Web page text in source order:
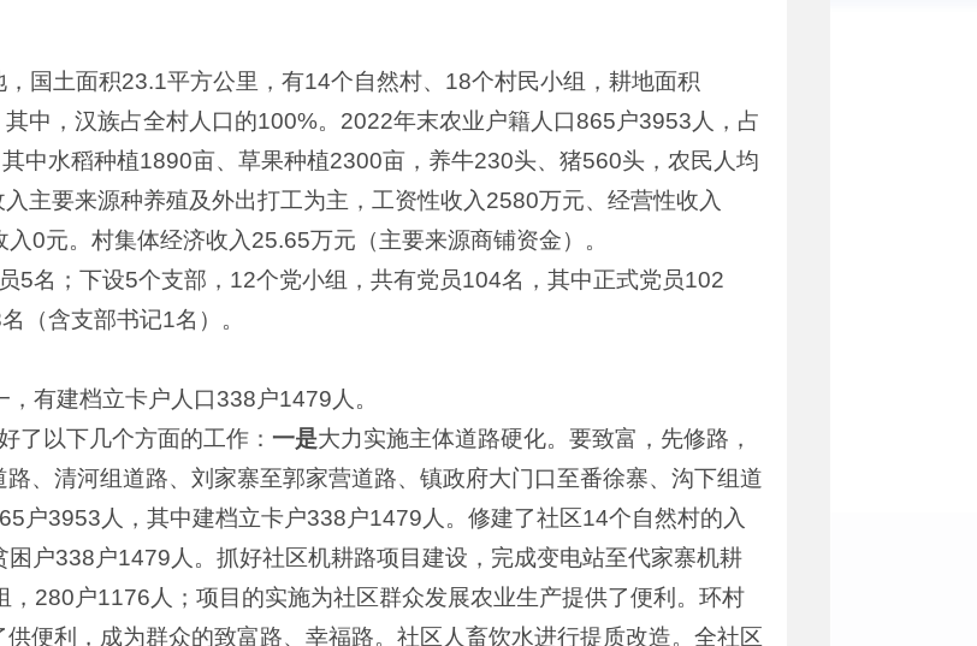
国土面积23.1平方公里，有14个自然村、18个村民小组，耕地面积
中，汉族占全村人口的100%。2022年末农业户籍人口865户3953人，占
中水稻种植1890亩、草果种植2300亩，养牛230头、猪560头，农民人均
主要来源种养殖及外出打工为主，工资性收入2580万元、经营性收入
0元。村集体经济收入25.65万元（主要来源商铺资金）。
5名；下设5个支部，12个党小组，共有党员104名，其中正式党员102
（含支部书记1名）。
有建档立卡户人口338户1479人。
了以下几个方面的工作： 一是大力实施主体道路硬化。要致富，先修路，
、清河组道路、刘家寨至郭家营道路、镇政府大门口至番徐寨、沟下组道
户3953人，其中建档立卡户338户1479人。修建了社区14个自然村的入
户338户1479人。抓好社区机耕路项目建设，完成变电站至代家寨机耕
280户1176人；项目的实施为社区群众发展农业生产提供了便利。环村
便利，成为群众的致富路、幸福路。社区人畜饮水进行提质改造。全社区